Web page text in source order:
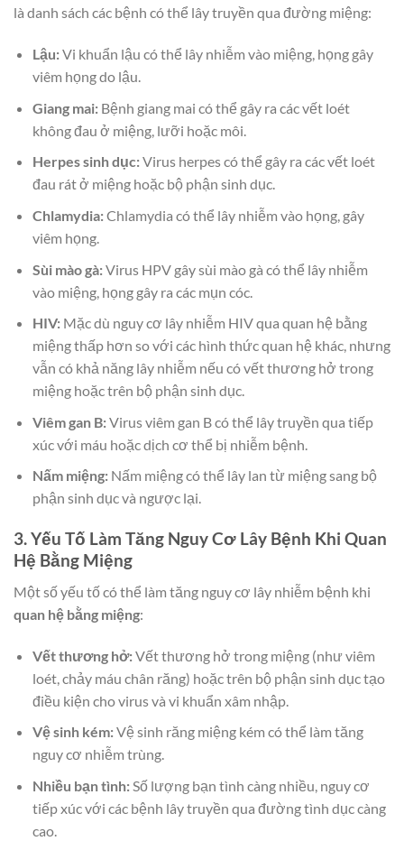
là danh sách các bệnh có thể lây truyền qua đường miệng:
Lậu:Vi khuẩn lậu có thể lây nhiễm vào miệng, họng gây
viêm họng do lậu.
Giang mai:Bệnh giang mai có thể gây ra các vết loét
không đau ở miệng, lưỡi hoặc môi.
Herpes sinh dục:Virus herpes có thể gây ra các vết loét
đau rát ở miệng hoặc bộ phận sinh dục.
Chlamydia:Chlamydia có thể lây nhiễm vào họng, gây
viêm họng.
Sùi mào gà:Virus HPV gây sùi mào gà có thể lây nhiễm
vào miệng, họng gây ra các mụn cóc.
HIV:Mặc dù nguy cơ lây nhiễm HIV qua quan hệ bằng
miệng thấp hơn so với các hình thức quan hệ khác, nhưng
vẫn có khả năng lây nhiễm nếu có vết thương hở trong
miệng hoặc trên bộ phận sinh dục.
Viêm gan B:Virus viêm gan B có thể lây truyền qua tiếp
xúc với máu hoặc dịch cơ thể bị nhiễm bệnh.
Nấm miệng:Nấm miệng có thể lây lan từ miệng sang bộ
phận sinh dục và ngược lại.
3. Yếu Tố Làm Tăng Nguy Cơ Lây Bệnh Khi Quan
Hệ Bằng Miệng
Một số yếu tố có thể làm tăng nguy cơ lây nhiễm bệnh khi
quan hệ bằng miệng:
Vết thương hở:Vết thương hở trong miệng (như viêm
loét, chảy máu chân răng) hoặc trên bộ phận sinh dục tạo
điều kiện cho virus và vi khuẩn xâm nhập.
Vệ sinh kém:Vệ sinh răng miệng kém có thể làm tăng
nguy cơ nhiễm trùng.
Nhiều bạn tình:Số lượng bạn tình càng nhiều, nguy cơ
tiếp xúc với các bệnh lây truyền qua đường tình dục càng
cao.